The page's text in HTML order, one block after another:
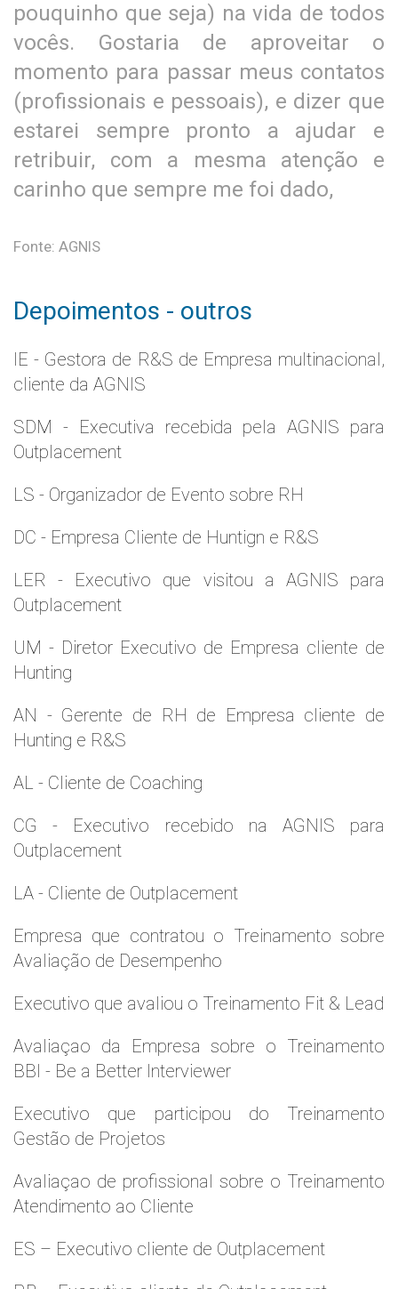
pouquinho que seja) na vida de todos
vocês. Gostaria de aproveitar o
momento para passar meus contatos
(profissionais e pessoais), e dizer que
estarei sempre pronto a ajudar e
retribuir, com a mesma atenção e
carinho que sempre me foi dado,
Fonte: AGNIS
Depoimentos - outros
IE - Gestora de R&S de Empresa multinacional,
cliente da AGNIS
SDM - Executiva recebida pela AGNIS para
Outplacement
LS - Organizador de Evento sobre RH
DC - Empresa Cliente de Huntign e R&S
LER - Executivo que visitou a AGNIS para
Outplacement
UM - Diretor Executivo de Empresa cliente de
Hunting
AN - Gerente de RH de Empresa cliente de
Hunting e R&S
AL - Cliente de Coaching
CG - Executivo recebido na AGNIS para
Outplacement
LA - Cliente de Outplacement
Empresa que contratou o Treinamento sobre
Avaliação de Desempenho
Executivo que avaliou o Treinamento Fit & Lead
Avaliaçao da Empresa sobre o Treinamento
BBI - Be a Better Interviewer
Executivo que participou do Treinamento
Gestão de Projetos
Avaliaçao de profissional sobre o Treinamento
Atendimento ao Cliente
ES – Executivo cliente de Outplacement